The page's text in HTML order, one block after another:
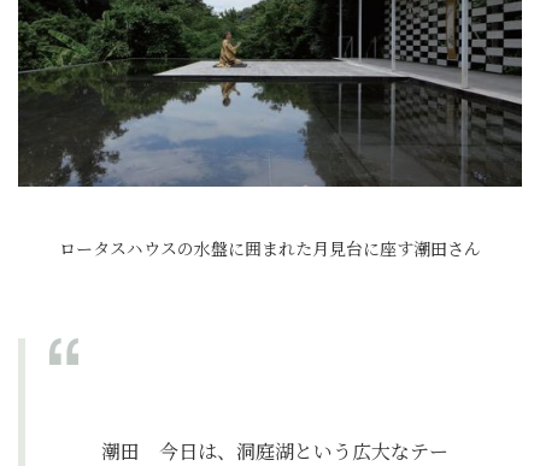
ロータスハウスの水盤に囲まれた月見台に座す潮田さん
潮田 今日は、洞庭湖という広大なテー